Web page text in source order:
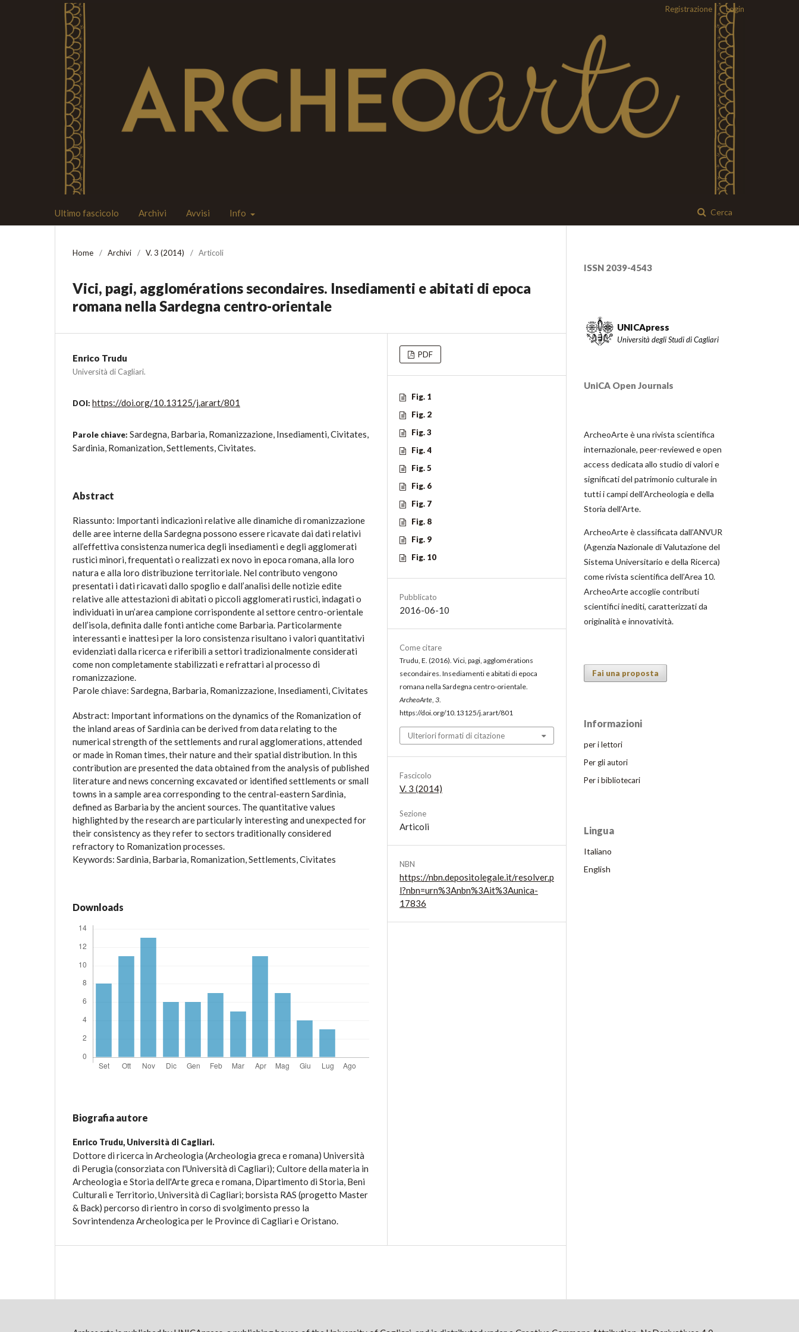
Ultimo fascicolo Archivi Avvisi Info Cerca
Registrazione Login
Home / Archivi / V. 3 (2014) / Articoli
Vici, pagi, agglomérations secondaires. Insediamenti e abitati di epoca
romana nella Sardegna centro-orientale
Enrico Trudu
Università di Cagliari.
DOI: https://doi.org/10.13125/j.arart/801
Parole chiave: Sardegna, Barbaria, Romanizzazione, Insediamenti, Civitates,
Sardinia, Romanization, Settlements, Civitates.
Abstract
Riassunto: Importanti indicazioni relative alle dinamiche di romanizzazione
delle aree interne della Sardegna possono essere ricavate dai dati relativi
all’effettiva consistenza numerica degli insediamenti e degli agglomerati
rustici minori, frequentati o realizzati ex novo in epoca romana, alla loro
natura e alla loro distribuzione territoriale. Nel contributo vengono
presentati i dati ricavati dallo spoglio e dall’analisi delle notizie edite
relative alle attestazioni di abitati o piccoli agglomerati rustici, indagati o
individuati in un’area campione corrispondente al settore centro-orientale
dell’isola, definita dalle fonti antiche come Barbaria. Particolarmente
interessanti e inattesi per la loro consistenza risultano i valori quantitativi
evidenziati dalla ricerca e riferibili a settori tradizionalmente considerati
come non completamente stabilizzati e refrattari al processo di
romanizzazione.
Parole chiave: Sardegna, Barbaria, Romanizzazione, Insediamenti, Civitates
Abstract: Important informations on the dynamics of the Romanization of
the inland areas of Sardinia can be derived from data relating to the
numerical strength of the settlements and rural agglomerations, attended
or made in Roman times, their nature and their spatial distribution. In this
contribution are presented the data obtained from the analysis of published
literature and news concerning excavated or identified settlements or small
towns in a sample area corresponding to the central-eastern Sardinia,
defined as Barbaria by the ancient sources. The quantitative values
highlighted by the research are particularly interesting and unexpected for
their consistency as they refer to sectors traditionally considered
refractory to Romanization processes.
Keywords: Sardinia, Barbaria, Romanization, Settlements, Civitates
Downloads
Biografia autore
Enrico Trudu, Università di Cagliari.
Dottore di ricerca in Archeologia (Archeologia greca e romana) Università
di Perugia (consorziata con l'Università di Cagliari); Cultore della materia in
Archeologia e Storia dell'Arte greca e romana, Dipartimento di Storia, Beni
Culturali e Territorio, Università di Cagliari; borsista RAS (progetto Master
& Back) percorso di rientro in corso di svolgimento presso la
Sovrintendenza Archeologica per le Province di Cagliari e Oristano.
PDF
Fig. 1
Fig. 2
Fig. 3
Fig. 4
Fig. 5
Fig. 6
Fig. 7
Fig. 8
Fig. 9
Fig. 10
Pubblicato
2016-06-10
Come citare
Trudu, E. (2016). Vici, pagi, agglomérations
secondaires. Insediamenti e abitati di epoca
romana nella Sardegna centro-orientale.
ArcheoArte, 3.
https://doi.org/10.13125/j.arart/801
Ulteriori formati di citazione
Fascicolo
V. 3 (2014)
Sezione
Articoli
NBN
https://nbn.depositolegale.it/resolver.p
l?nbn=urn%3Anbn%3Ait%3Aunica-
17836
ISSN 2039-4543
UNICApress
Università degli Studi di Cagliari
UniCA Open Journals
ArcheoArte è una rivista scientifica
internazionale, peer-reviewed e open
access dedicata allo studio di valori e
significati del patrimonio culturale in
tutti i campi dell’Archeologia e della
Storia dell’Arte.
ArcheoArte è classificata dall’ANVUR
(Agenzia Nazionale di Valutazione del
Sistema Universitario e della Ricerca)
come rivista scientifica dell’Area 10.
ArcheoArte accoglie contributi
scientifici inediti, caratterizzati da
originalità e innovatività.
Fai una proposta
Informazioni
per i lettori
Per gli autori
Per i bibliotecari
Lingua
Italiano
English